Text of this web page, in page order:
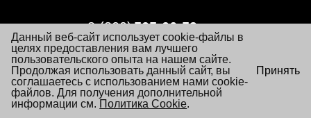
8 (800)505-06-59
Перезвоните мне
Согласие на обработку персональных данных
Политика обработки персональных данных
Условия заказа и покупки товаров
×
Посещая настоящий сайт Вы даете согласие на обработку
файлов «cookie», пользовательских данных …
Данный веб-сайт использует cookie-файлы в
целях предоставления вам лучшего
пользовательского опыта на нашем сайте.
Продолжая использовать данный сайт, вы
соглашаетесь с использованием нами cookie-
файлов. Для получения дополнительной
информации см. Политика Cookie.
Принять